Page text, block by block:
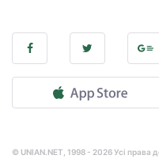
© UNIAN.NET, 1998 - 2026 Усі права